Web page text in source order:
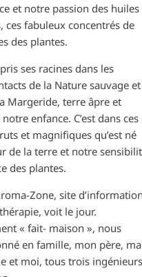
et notre passion des huiles
ces fabuleux concentrés de
des plantes.
ses racines dans les
de la Nature sauvage et
Margeride, terre âpre et
enfance. C’est dans ces
et magnifiques qu’est né
de la terre et notre
des plantes.
Zone, site d’information
voit le jour.
« fait- maison », nous
en famille, mon père, ma
et moi, tous trois ingénieurs